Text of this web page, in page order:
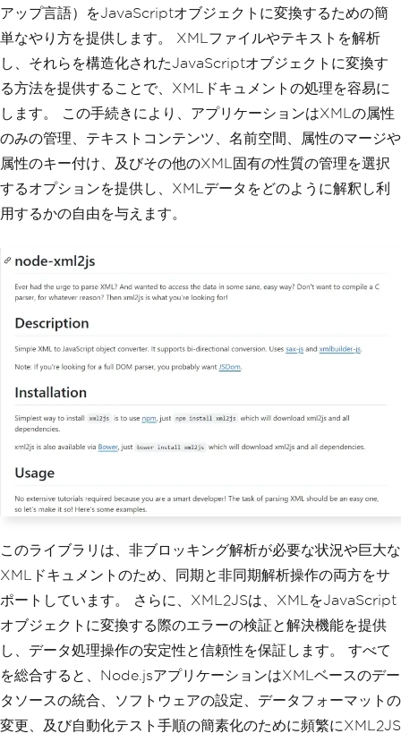
アップ言語）をJavaScriptオブジェクトに変換するための簡
単なやり方を提供します。 XMLファイルやテキストを解析
し、それらを構造化されたJavaScriptオブジェクトに変換す
る方法を提供することで、XMLドキュメントの処理を容易に
します。 この手続きにより、アプリケーションはXMLの属性
のみの管理、テキストコンテンツ、名前空間、属性のマージや
属性のキー付け、及びその他のXML固有の性質の管理を選択
するオプションを提供し、XMLデータをどのように解釈し利
用するかの自由を与えます。
このライブラリは、非ブロッキング解析が必要な状況や巨大な
XMLドキュメントのため、同期と非同期解析操作の両方をサ
ポートしています。 さらに、XML2JSは、XMLをJavaScript
オブジェクトに変換する際のエラーの検証と解決機能を提供
し、データ処理操作の安定性と信頼性を保証します。 すべて
を総合すると、Node.jsアプリケーションはXMLベースのデー
タソースの統合、ソフトウェアの設定、データフォーマットの
変更、及び自動化テスト手順の簡素化のために頻繁にXML2JS